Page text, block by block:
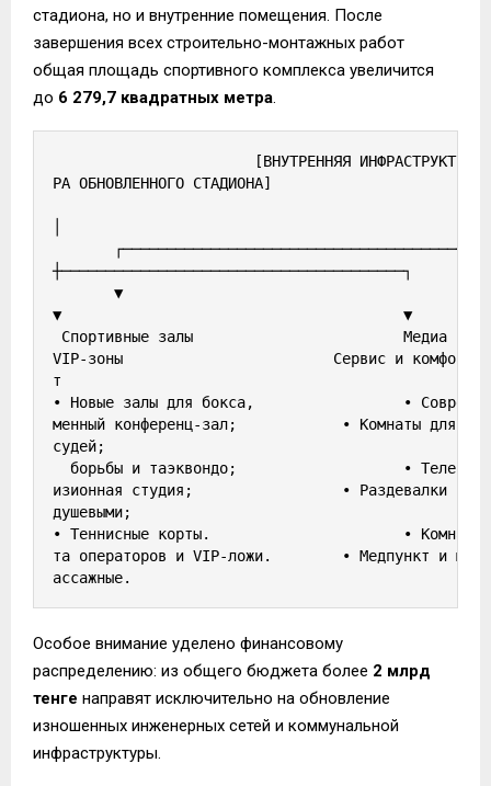
стадиона, но и внутренние помещения. После
завершения всех строительно-монтажных работ
общая площадь спортивного комплекса увеличится
до 6 279,7 квадратных метра.
РА ОБНОВЛЕННОГО СТАДИОНА]
┼───────────────────────────────────────┐
▼                                       ▼
VIP-зоны                        Сервис и комфор
т
• Новые залы для бокса,                 • Совре
менный конференц-зал;            • Комнаты для
судей;
изионная студия;                 • Раздевалки с
душевыми;
• Теннисные корты.                      • Комна
та операторов и VIP-ложи.        • Медпункт и м
Особое внимание уделено финансовому
распределению: из общего бюджета более 2 млрд
тенге направят исключительно на обновление
изношенных инженерных сетей и коммунальной
инфраструктуры.